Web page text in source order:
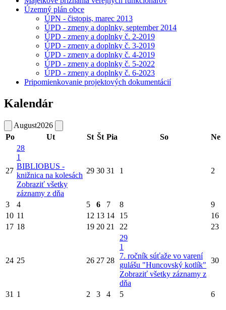
Územný plán obce
ÚPN - čistopis, marec 2013
ÚPD - zmeny a doplnky, september 2014
ÚPD - zmeny a doplnky č. 2-2019
ÚPD - zmeny a doplnky č. 3-2019
ÚPD - zmeny a doplnky č. 4-2019
ÚPD - zmeny a doplnky č. 5-2022
ÚPD - zmeny a doplnky č. 6-2023
Pripomienkovanie projektových dokumentácií
Kalendár
August2026
Po
Ut St Št Pia So Ne
27
28
1
BIBLIOBUS -
knižnica na kolesách
Zobraziť všetky
záznamy z dňa
29 30 31 1 2
3 4 5 6 7 8
9
10 11 12 13 14 15
16
17 18 19 20 21 22 23
24 25 26 27 28
29
1
7. ročník súťaže vo varení
gulášu "Huncovský kotlík"
Zobraziť všetky záznamy z
dňa
30
31 1 2 3 4 5 6